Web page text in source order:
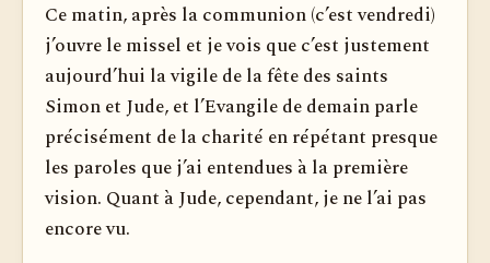
Ce matin, après la communion (c’est vendredi)
j’ouvre le missel et je vois que c’est justement
aujourd’hui la vigile de la fête des saints
Simon et Jude, et l’Evangile de demain parle
précisément de la charité en répétant presque
les paroles que j’ai entendues à la première
vision. Quant à Jude, cependant, je ne l’ai pas
encore vu.